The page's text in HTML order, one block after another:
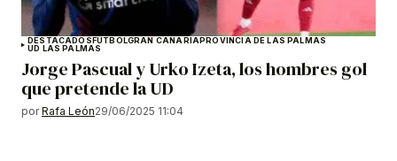
DESTACADOSFÚTBOLGRAN CANARIAPROVINCIA DE LAS PALMAS
UD LAS PALMAS
Jorge Pascual y Urko Izeta, los hombres gol
que pretende la UD
por Rafa León29/06/2025 11:04